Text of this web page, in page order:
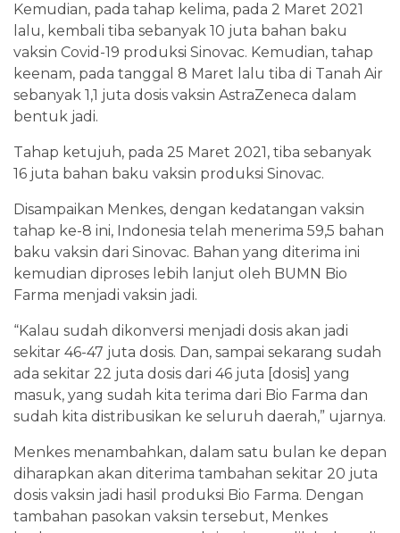
Kemudian, pada tahap kelima, pada 2 Maret 2021
lalu, kembali tiba sebanyak 10 juta bahan baku
vaksin Covid-19 produksi Sinovac. Kemudian, tahap
keenam, pada tanggal 8 Maret lalu tiba di Tanah Air
sebanyak 1,1 juta dosis vaksin AstraZeneca dalam
bentuk jadi.
Tahap ketujuh, pada 25 Maret 2021, tiba sebanyak
16 juta bahan baku vaksin produksi Sinovac.
Disampaikan Menkes, dengan kedatangan vaksin
tahap ke-8 ini, Indonesia telah menerima 59,5 bahan
baku vaksin dari Sinovac. Bahan yang diterima ini
kemudian diproses lebih lanjut oleh BUMN Bio
Farma menjadi vaksin jadi.
“Kalau sudah dikonversi menjadi dosis akan jadi
sekitar 46-47 juta dosis. Dan, sampai sekarang sudah
ada sekitar 22 juta dosis dari 46 juta [dosis] yang
masuk, yang sudah kita terima dari Bio Farma dan
sudah kita distribusikan ke seluruh daerah,” ujarnya.
Menkes menambahkan, dalam satu bulan ke depan
diharapkan akan diterima tambahan sekitar 20 juta
dosis vaksin jadi hasil produksi Bio Farma. Dengan
tambahan pasokan vaksin tersebut, Menkes